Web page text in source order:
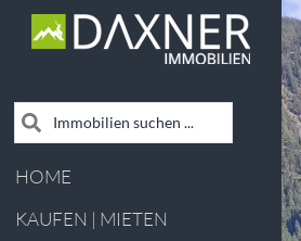
HOME
KAUFEN | MIETEN